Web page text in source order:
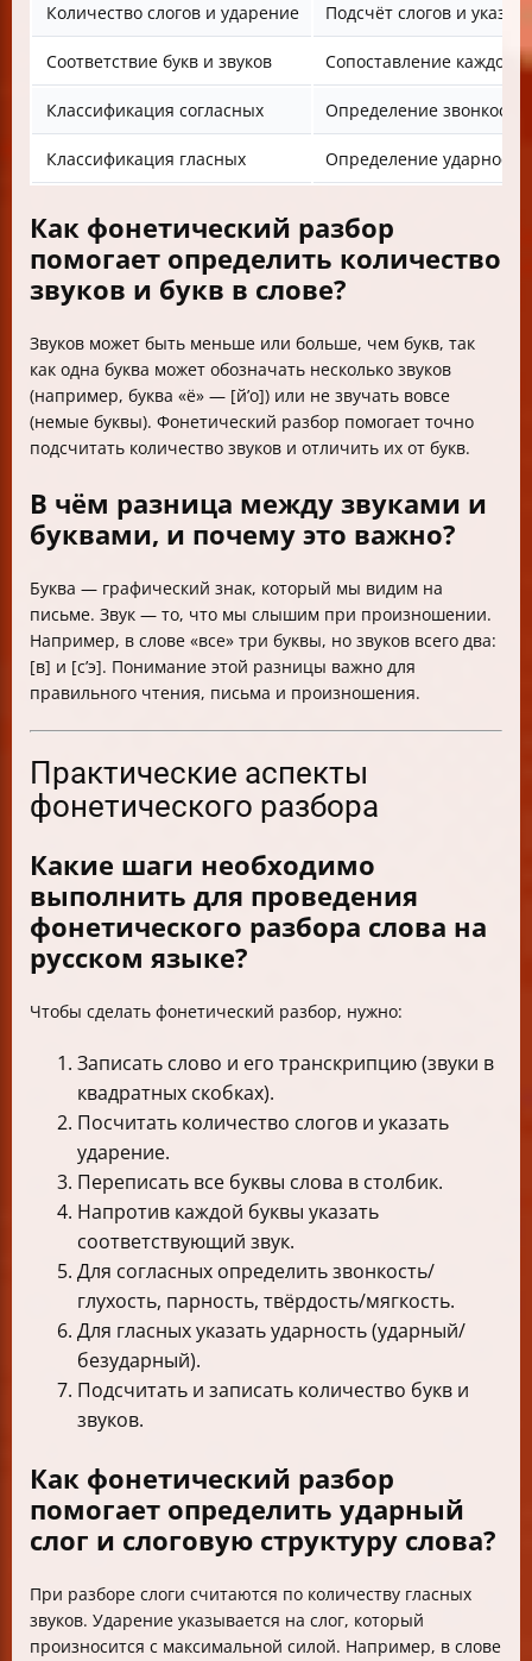
Количество слогов и ударение Подсчёт слогов и
Соответствие букв и звуков Сопоставление каждой
Классификация согласных Определение
Классификация гласных Определение
Как фонетический разбор
помогает определить количество
звуков и букв в слове?
Звуков может быть меньше или больше, чем букв, так
как одна буква может обозначать несколько звуков
(например, буква «ё» — [й’о]) или не звучать вовсе
(немые буквы). Фонетический разбор помогает точно
подсчитать количество звуков и отличить их от букв.
В чём разница между звуками и
буквами, и почему это важно?
Буква — графический знак, который мы видим на
письме. Звук — то, что мы слышим при произношении.
Например, в слове «все» три буквы, но звуков всего два:
[в] и [с’э]. Понимание этой разницы важно для
правильного чтения, письма и произношения.
Практические аспекты
фонетического разбора
Какие шаги необходимо
выполнить для проведения
фонетического разбора слова на
русском языке?
Чтобы сделать фонетический разбор, нужно:
Записать слово и его транскрипцию (звуки в
квадратных скобках).
Посчитать количество слогов и указать
ударение.
Переписать все буквы слова в столбик.
Напротив каждой буквы указать
соответствующий звук.
Для согласных определить звонкость/
глухость, парность, твёрдость/мягкость.
Для гласных указать ударность (ударный/
безударный).
Подсчитать и записать количество букв и
звуков.
Как фонетический разбор
помогает определить ударный
слог и слоговую структуру слова?
При разборе слоги считаются по количеству гласных
звуков. Ударение указывается на слог, который
произносится с максимальной силой. Например, в слове